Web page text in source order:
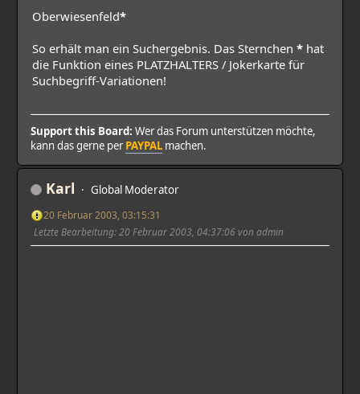
Oberwiesenfeld*
So erhält man ein Suchergebnis. Das Sternchen * hat
die Funktion eines PLATZHALTERS / Jokerkarte für
Suchbegriff-Variationen!
Support this Board: Wer das Forum unterstützen möchte,
kann das gerne perPAYPAL machen.
Karl Global Moderator
20 Februar 2003, 03:15:31
Letzte Bearbeitung: 20 Februar 2003, 04:37:06 von admin